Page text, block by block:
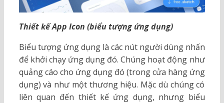
Thiết kế App Icon (biểu tượng ứng dụng)
Biểu tượng ứng dụng là các nút người dùng nhấn
để khởi chạy ứng dụng đó. Chúng hoạt động như
quảng cáo cho ứng dụng đó (trong cửa hàng ứng
dụng) và như một thương hiệu. Mặc dù chúng có
liên quan đến thiết kế ứng dụng, nhưng biểu